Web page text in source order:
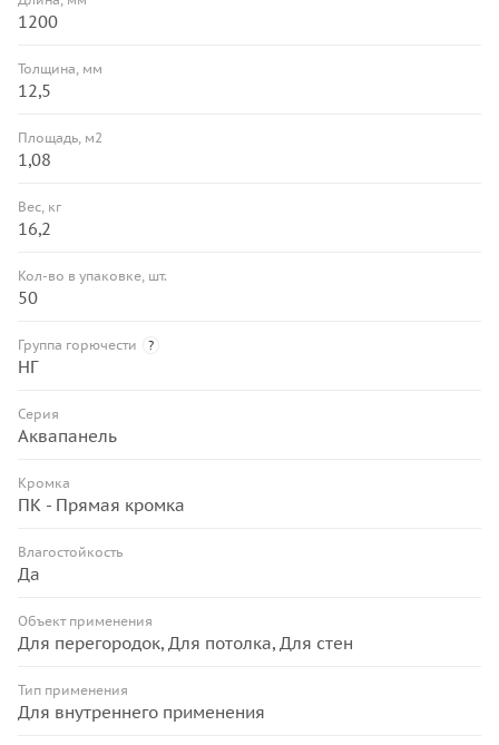
1200
Толщина, мм
12,5
Площадь, м2
1,08
Вес, кг
16,2
Кол-во в упаковке, шт.
50
Группа горючести ?
НГ
Серия
Аквапанель
Кромка
ПК - Прямая кромка
Влагостойкость
Да
Объект применения
Для перегородок, Для потолка, Для стен
Тип применения
Для внутреннего применения